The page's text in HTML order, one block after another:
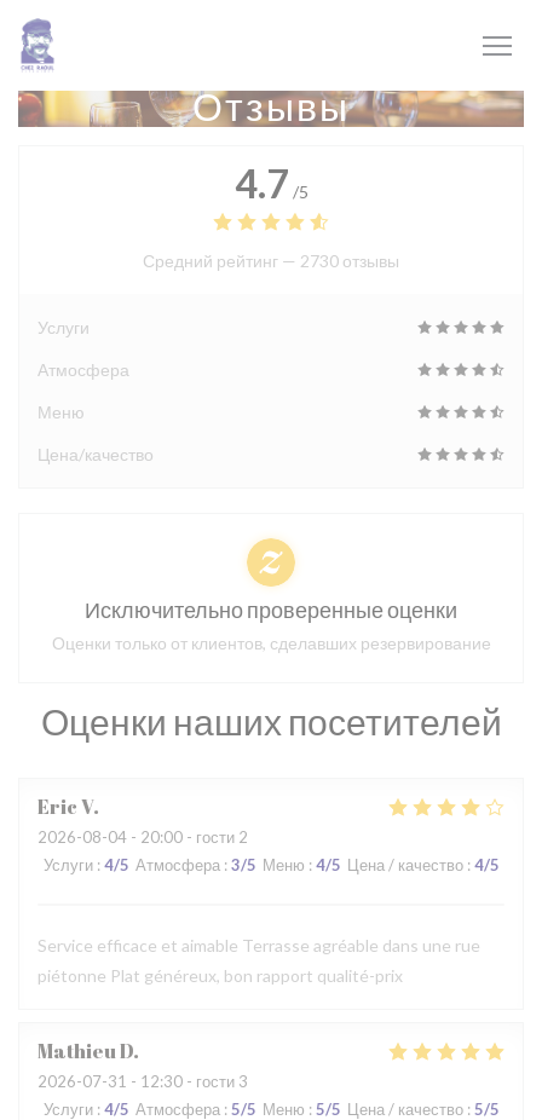
Панель управления cookies
Отзывы
Оценки наших посетителей
EricV
2026-08-04 - 20:00 - гости 2
Услуги : 4/5 Атмосфера : 3/5 Меню : 4/5 Цена / качество : 4/5
Service efficace et aimable Terrasse agréable dans une rue
piétonne Plat généreux, bon rapport qualité-prix
MathieuD
2026-07-31 - 12:30 - гости 3
Услуги : 4/5 Атмосфера : 5/5 Меню : 5/5 Цена / качество : 5/5
4.7 /5
Средний рейтинг — 2730 отзывы
Услуги
Атмосфера
Меню
Цена/качество
Исключительно проверенные оценки
Оценки только от клиентов, сделавших резервирование